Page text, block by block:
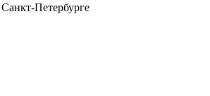
Петербурге